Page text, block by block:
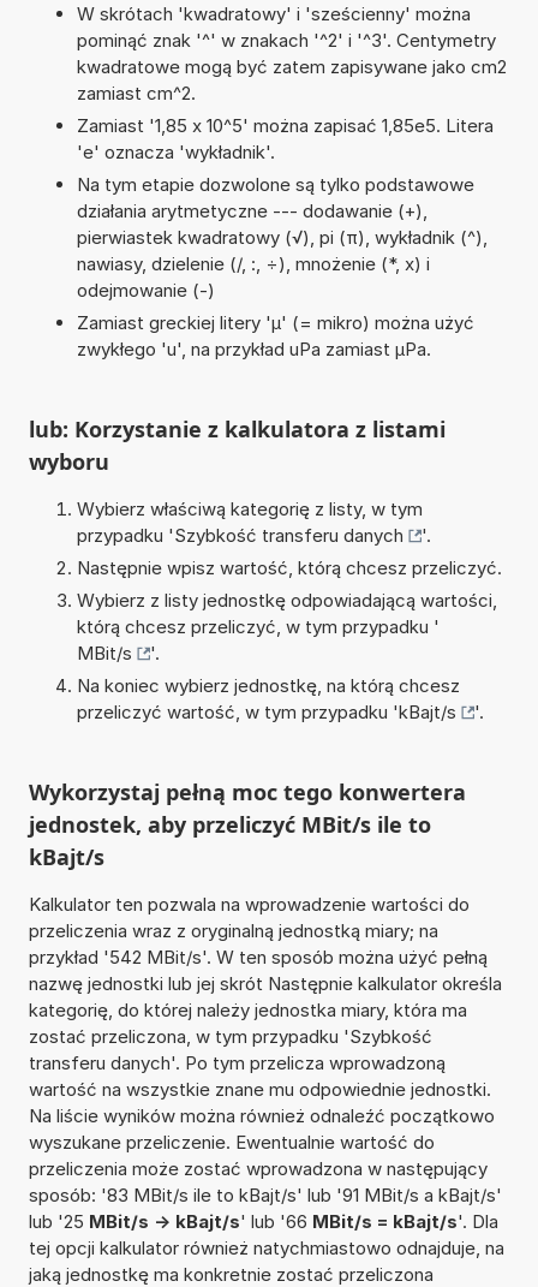
W skrótach 'kwadratowy' i 'sześcienny' można
pominąć znak '^' w znakach '^2' i '^3'. Centymetry
kwadratowe mogą być zatem zapisywane jako cm2
zamiast cm^2.
Zamiast '1,85 x 10^5' można zapisać 1,85e5. Litera
'e' oznacza 'wykładnik'.
Na tym etapie dozwolone są tylko podstawowe
działania arytmetyczne --- dodawanie (+),
pierwiastek kwadratowy (√), pi (π), wykładnik (^),
nawiasy, dzielenie (/, :, ÷), mnożenie (*, x) i
odejmowanie (-)
Zamiast greckiej litery 'µ' (= mikro) można użyć
zwykłego 'u', na przykład uPa zamiast µPa.
lub: Korzystanie z kalkulatora z listami
wyboru
Wybierz właściwą kategorię z listy, w tym
przypadku 'Szybkość transferu danych
'.
Następnie wpisz wartość, którą chcesz przeliczyć.
Wybierz z listy jednostkę odpowiadającą wartości,
którą chcesz przeliczyć, w tym przypadku '
MBit/s
'.
Na koniec wybierz jednostkę, na którą chcesz
przeliczyć wartość, w tym przypadku 'kBajt/s '.
Wykorzystaj pełną moc tego konwertera
jednostek, aby przeliczyć MBit/s ile to
kBajt/s
Kalkulator ten pozwala na wprowadzenie wartości do
przeliczenia wraz z oryginalną jednostką miary; na
przykład '542 MBit/s'. W ten sposób można użyć pełną
nazwę jednostki lub jej skrót Następnie kalkulator określa
kategorię, do której należy jednostka miary, która ma
zostać przeliczona, w tym przypadku 'Szybkość
transferu danych'. Po tym przelicza wprowadzoną
wartość na wszystkie znane mu odpowiednie jednostki.
Na liście wyników można również odnaleźć początkowo
wyszukane przeliczenie. Ewentualnie wartość do
przeliczenia może zostać wprowadzona w następujący
sposób: '83 MBit/s ile to kBajt/s' lub '91 MBit/s a kBajt/s'
lub '25 MBit/s -> kBajt/s' lub '66 MBit/s = kBajt/s'. Dla
tej opcji kalkulator również natychmiastowo odnajduje, na
jaką jednostkę ma konkretnie zostać przeliczona